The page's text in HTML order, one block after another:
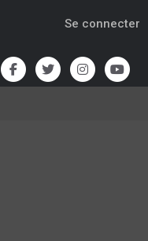
Se connecter